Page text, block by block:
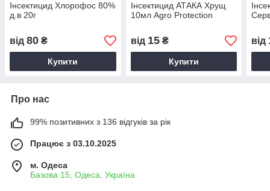
Інсектицид Хлорофос 80%
д.в 20г
від 80 ₴
Купити
Інсектицид АТАКА Хрущ
10мл Agro Protection
від 15₴
Купити
від
Про нас
99% позитивних з 136 відгуків за рік
Працює з 03.10.2025
м. Одеса
Базова 15, Одеса, Україна